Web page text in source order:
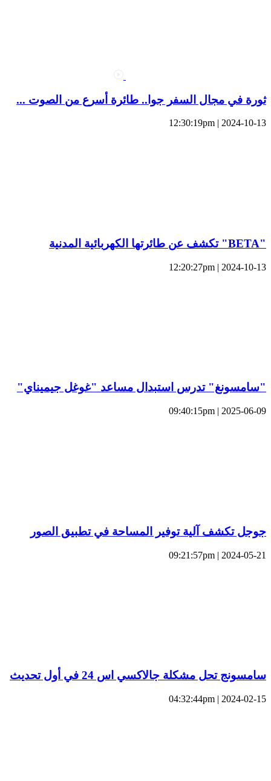
ثورة في مجال السفر جوا.. طائرة أسرع من الصوت ...
2024-10-13 | 12:30:19pm
"BETA" تكشف عن طائرتها الكهربائية المدنية
2024-10-13 | 12:20:27pm
"سامسونغ" تدرس استبدال مساعد "غوغل جيميناي"
2025-06-09 | 09:40:15pm
جوجل تكشف آلية توفير المساحة في تطبيق الصور
2024-05-21 | 09:21:57pm
سامسونج تحل مشكلة جالاكسي اس 24 في أول تحديث
2024-02-15 | 04:32:44pm